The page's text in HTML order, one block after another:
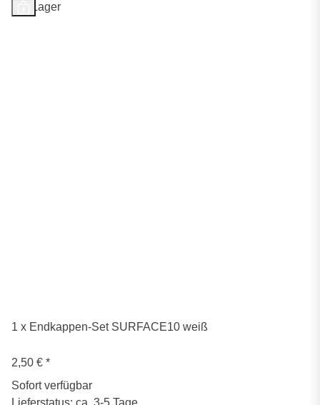
Auf Lager
1 x Endkappen-Set SURFACE10 weiß
2,50 € *
Sofort verfügbar